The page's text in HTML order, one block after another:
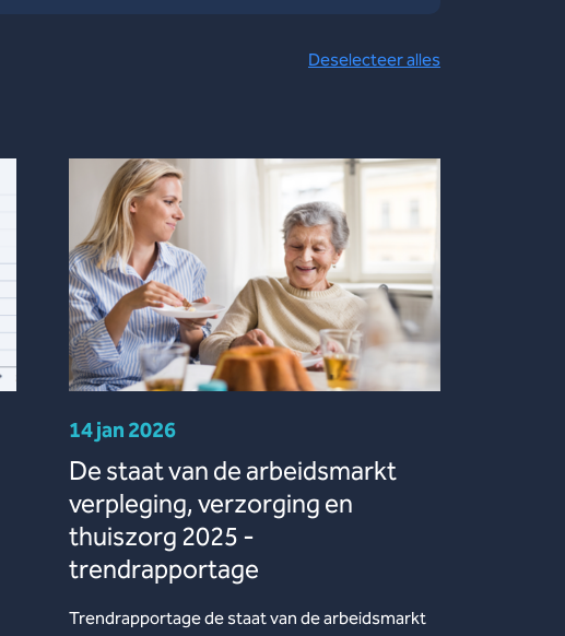
Deselecteer alles
14 jan 2026
De staat van de arbeidsmarkt
verpleging, verzorging en
thuiszorg 2025 -
trendrapportage
Trendrapportage de staat van de arbeidsmarkt